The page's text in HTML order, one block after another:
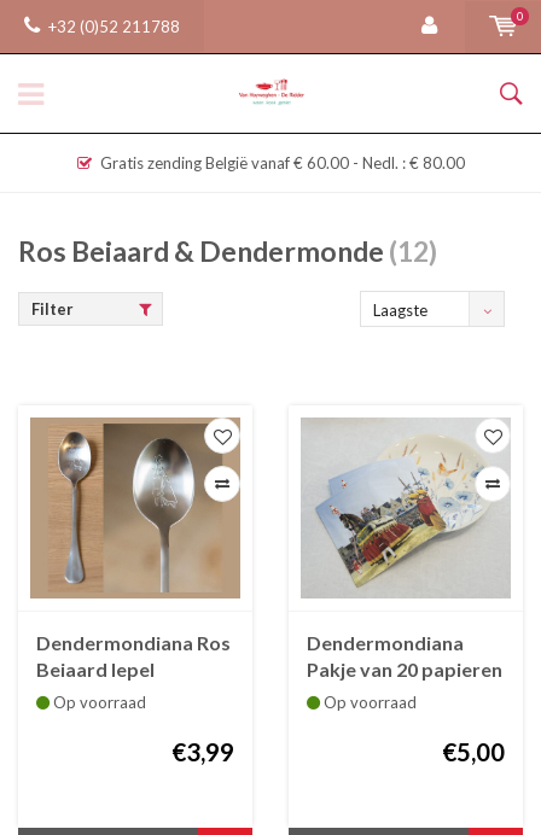
+32 (0)52 211788
0
Gratis zending België vanaf € 60.00 - Nedl. : € 80.00
Ros Beiaard & Dendermonde (12)
Filter
Laagste
Dendermondiana Ros
Beiaard lepel
Op voorraad
€3,99
Dendermondiana
Pakje van 20 papieren
Ros Beiaardservetten
Op voorraad
€5,00